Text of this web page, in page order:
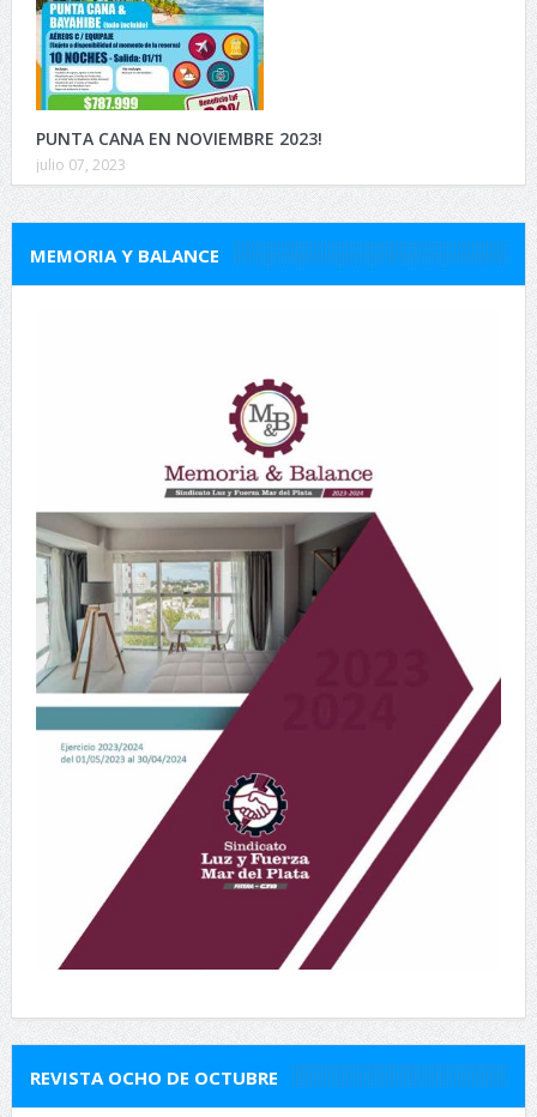
PUNTA CANA EN NOVIEMBRE 2023!
julio 07, 2023
MEMORIA Y BALANCE
REVISTA OCHO DE OCTUBRE